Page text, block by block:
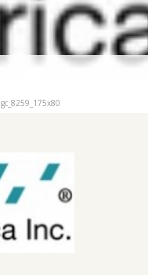
gc_8259_175x80